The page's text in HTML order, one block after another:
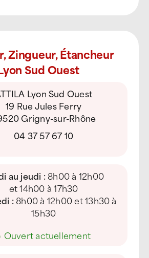
Zingueur, Étancheur
Sud Ouest
Lyon Sud Ouest
19 Rue Jules Ferry
Grigny-sur-Rhône
04 37 57 67 10
au jeudi :8h00 à 12h00
et 14h00 à 17h30
:8h00 à 12h00 et 13h30 à
15h30
Ouvert actuellement